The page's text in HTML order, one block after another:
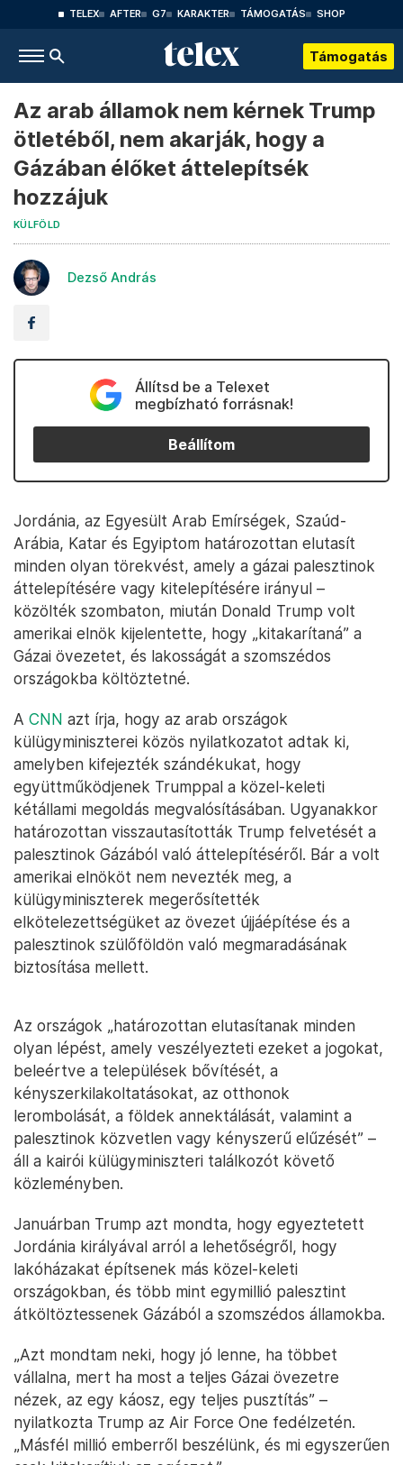
TELEX AFTER G7 KARAKTER TÁMOGATÁS SHOP
Támogatás
Az arab államok nem kérnek Trump
ötletéből, nem akarják, hogy a
Gázában élőket áttelepítsék
hozzájuk
KÜLFÖLD
Dezső András
Állítsd be a Telexet
megbízható forrásnak!
Beállítom
Jordánia, az Egyesült Arab Emírségek, Szaúd-
Arábia, Katar és Egyiptom határozottan elutasít
minden olyan törekvést, amely a gázai palesztinok
áttelepítésére vagy kitelepítésére irányul –
közölték szombaton, miután Donald Trump volt
amerikai elnök kijelentette, hogy „kitakarítaná” a
Gázai övezetet, és lakosságát a szomszédos
országokba költöztetné.
A CNN azt írja, hogy az arab országok
külügyminiszterei közös nyilatkozatot adtak ki,
amelyben kifejezték szándékukat, hogy
együttműködjenek Trumppal a közel-keleti
kétállami megoldás megvalósításában. Ugyanakkor
határozottan visszautasították Trump felvetését a
palesztinok Gázából való áttelepítéséről. Bár a volt
amerikai elnököt nem nevezték meg, a
külügyminiszterek megerősítették
elkötelezettségüket az övezet újjáépítése és a
palesztinok szülőföldön való megmaradásának
biztosítása mellett.
Az országok „határozottan elutasítanak minden
olyan lépést, amely veszélyezteti ezeket a jogokat,
beleértve a települések bővítését, a
kényszerkilakoltatásokat, az otthonok
lerombolását, a földek annektálását, valamint a
palesztinok közvetlen vagy kényszerű elűzését” –
áll a kairói külügyminiszteri találkozót követő
közleményben.
Januárban Trump azt mondta, hogy egyeztetett
Jordánia királyával arról a lehetőségről, hogy
lakóházakat építsenek más közel-keleti
országokban, és több mint egymillió palesztint
átköltöztessenek Gázából a szomszédos államokba.
„Azt mondtam neki, hogy jó lenne, ha többet
vállalna, mert ha most a teljes Gázai övezetre
nézek, az egy káosz, egy teljes pusztítás” –
nyilatkozta Trump az Air Force One fedélzetén.
„Másfél millió emberről beszélünk, és mi egyszerűen